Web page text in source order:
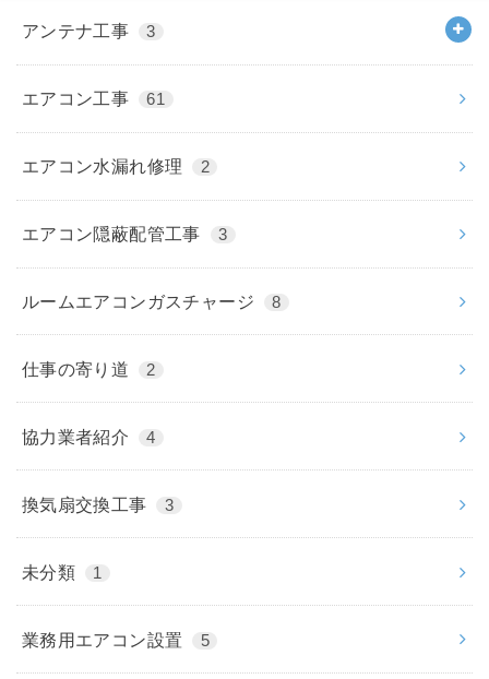
アンテナ工事 3
エアコン工事 61
エアコン水漏れ修理 2
エアコン隠蔽配管工事 3
ルームエアコンガスチャージ 8
仕事の寄り道 2
協力業者紹介 4
換気扇交換工事 3
未分類 1
業務用エアコン設置 5